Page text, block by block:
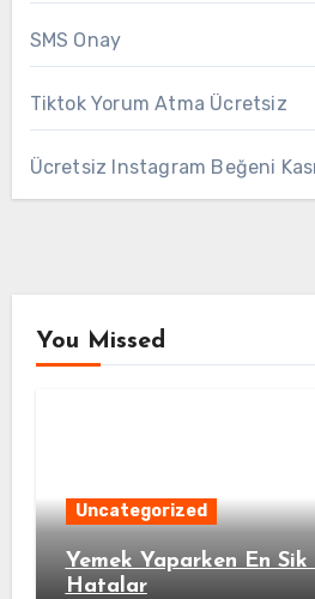
SMS Onay
Tiktok Yorum Atma Ücretsiz
Ücretsiz Instagram Beğeni
You Missed
Uncategorized
Yemek Yaparken En Sik
Hatalar